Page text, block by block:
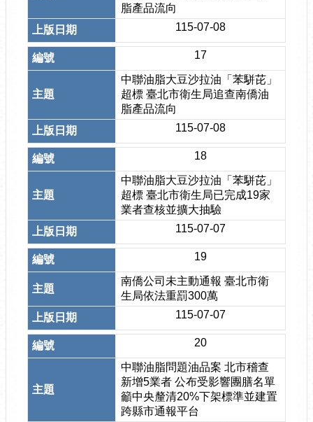
脂產品流向
115-07-08
17
中聯油脂大豆沙拉油「苯駢芘」
超標 臺北市衛生局追查南僑油
脂產品流向
115-07-08
18
中聯油脂大豆沙拉油「苯駢芘」
超標 臺北市衛生局已完成19家
業者查核並擴大抽驗
115-07-07
19
南僑公司未主動通報 臺北市衛
生局依法重罰300萬
115-07-07
20
中聯油脂問題油品案 北市稽查
新增5業者 公布受影響團膳名單
籲中央釐清20%下架標準並建置
跨縣市通報平台